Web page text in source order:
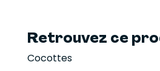
Retrouvez ce
Cocottes